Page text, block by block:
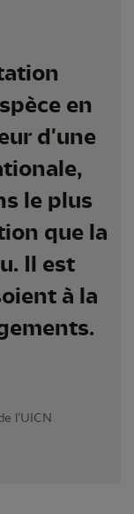
en
d'une
le plus
que la
Il est
à la
l’UICN